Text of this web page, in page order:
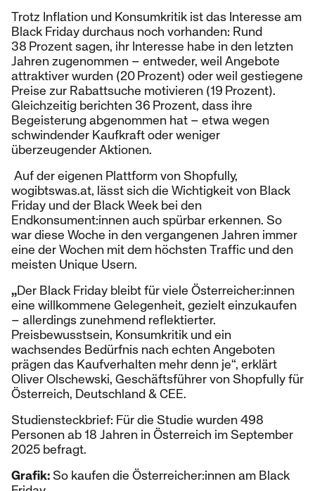
Trotz Inflation und Konsumkritik ist das Interesse am
Black Friday durchaus noch vorhanden: Rund
38 Prozent sagen, ihr Interesse habe in den letzten
Jahren zugenommen – entweder, weil Angebote
attraktiver wurden (20 Prozent) oder weil gestiegene
Preise zur Rabattsuche motivieren (19 Prozent).
Gleichzeitig berichten 36 Prozent, dass ihre
Begeisterung abgenommen hat – etwa wegen
schwindender Kaufkraft oder weniger
überzeugender Aktionen.
Auf der eigenen Plattform von Shopfully,
wogibtswas.at, lässt sich die Wichtigkeit von Black
Friday und der Black Week bei den
Endkonsument:innen auch spürbar erkennen. So
war diese Woche in den vergangenen Jahren immer
eine der Wochen mit dem höchsten Traffic und den
meisten Unique Usern.
„Der Black Friday bleibt für viele Österreicher:innen
eine willkommene Gelegenheit, gezielt einzukaufen
– allerdings zunehmend reflektierter.
Preisbewusstsein, Konsumkritik und ein
wachsendes Bedürfnis nach echten Angeboten
prägen das Kaufverhalten mehr denn je“, erklärt
Oliver Olschewski, Geschäftsführer von Shopfully für
Österreich, Deutschland & CEE.
Studiensteckbrief: Für die Studie wurden 498
Personen ab 18 Jahren in Österreich im September
2025 befragt.
Grafik:So kaufen die Österreicher:innen am Black